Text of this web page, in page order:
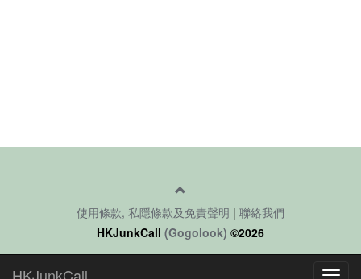
使用條款, 私隱條款及免責聲明 | 聯絡我們
HKJunkCall (Gogolook) ©2026